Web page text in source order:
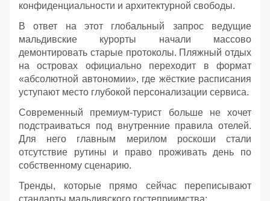
конфиденциальности и архитектурной свободы.
В ответ на этот глобальный запрос ведущие
мальдивские курорты начали массово
демонтировать старые протоколы. Пляжный отдых
на островах официально переходит в формат
«абсолютной автономии», где жёсткие расписания
уступают место глубокой персонализации сервиса.
Современный премиум-турист больше не хочет
подстраиваться под внутренние правила отелей.
Для него главным мерилом роскоши стали
отсутствие рутины и право проживать день по
собственному сценарию.
Тренды, которые прямо сейчас переписывают